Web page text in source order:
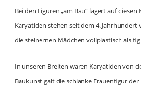
Bei den Figuren „am Bau“ lagert auf
Karyatiden stehen seit dem 4.
die steinernen Mädchen vollplastisch als
In unseren Breiten waren Karyatiden von
Baukunst galt die schlanke Frauenfigur